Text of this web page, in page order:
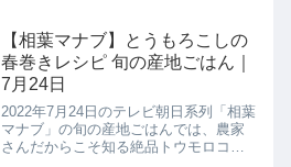
【相葉マナブ】とうもろこしの
春巻きレシピ 旬の産地ごはん｜
7月24日
2022年7月24日のテレビ朝日系列「相葉
マナブ」の旬の産地ごはんでは、農家
さんだからこそ知る絶品トウモロコシ